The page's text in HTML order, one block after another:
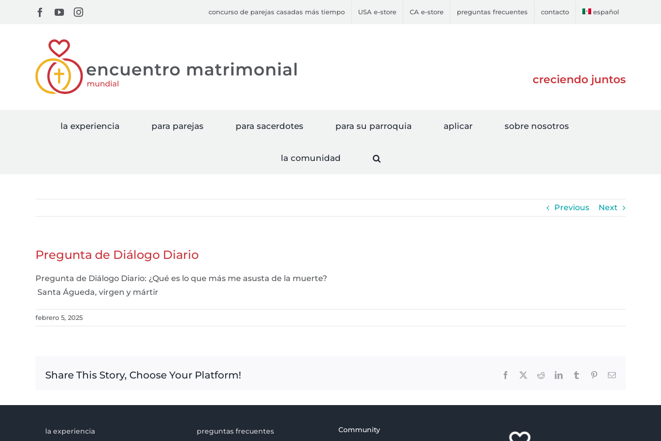
Facebook
YouTubeInstagram concurso de parejas casadas más tiempo USA e-store CA e-store preguntas frecuentes contacto español
creciendo juntos
la experiencia para parejas para sacerdotes para su parroquia aplicar sobre nosotros
la comunidad
Previous Next
Pregunta de Diálogo Diario
Pregunta de Diálogo Diario: ¿Qué es lo que más me asusta de la muerte?
Santa Águeda, virgen y mártir
febrero 5, 2025
Share This Story, Choose Your Platform! Facebook RedditLinkedInTumblr PinterestEmail
la experiencia
preguntas frecuentes
Community